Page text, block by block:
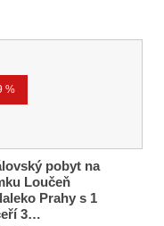
%
pobyt na
Loučeň
Prahy s 1
3…